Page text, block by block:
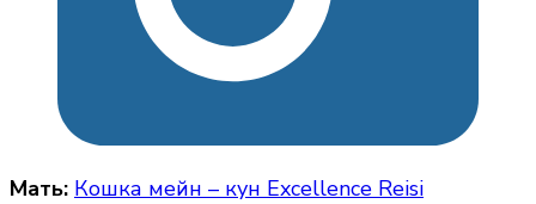
Мать: Кошка мейн – кун Excellence Reisi